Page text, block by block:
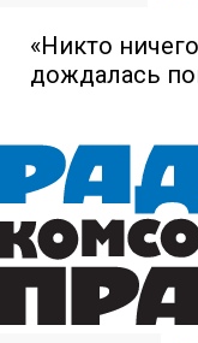
«Никто
дождалась